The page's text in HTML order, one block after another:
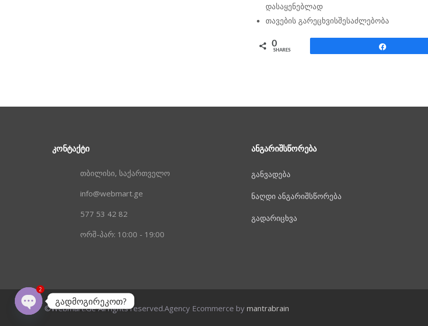
დასაყენებლად
თავების გარეცხვისშესაძლებობა
0
SHARES
ᲙᲝᲜᲢᲐᲥᲢᲘ
თბილისი, საქართველო
info@webmart.ge
577 53 42 82
ორშ-პარ: 10:00 - 19:00
ᲐᲜᲒᲐᲠᲘᲨᲡᲬᲝᲠᲔᲑᲐ
განვადება
ნაღდი ანგარიშსწორება
გადარიცხვა
©Webmart.Ge All rights reserved.Agency Ecommerce by mantrabrain
გადმოგირეკოთ?
OPEN
2